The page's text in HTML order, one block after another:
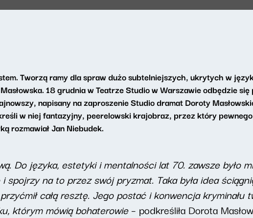
Tworzą ramy dla spraw dużo subtelniejszych, ukrytych w
18 grudnia w Teatrze Studio w Warszawie odbędzie
napisany na zaproszenie Studio dramat Doroty
w niej fantazyjny, peerelowski krajobraz, przez który
rozmawiał Jan Niebudek.
Do języka, estetyki i mentalności lat 70. zawsze było
na to przez swój pryzmat. Taka była idea
całą resztę. Jego postać i konwencja kryminału
którym mówią bohaterowie– podkreśliła Dorota